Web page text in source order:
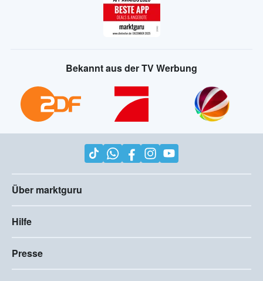
Bekannt aus der TV Werbung
Über marktguru
Hilfe
Presse